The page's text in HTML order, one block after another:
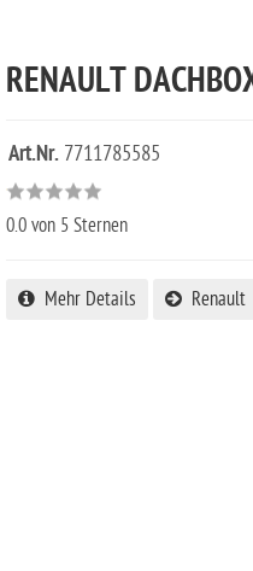
RENAULT
Art.Nr. 7711785585
0.0 von 5 Sternen
Mehr Details Renault